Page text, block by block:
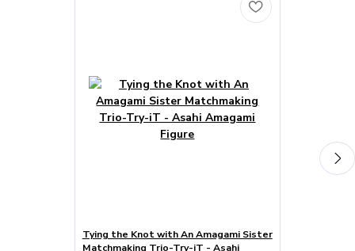
Tying the Knot with An Amagami Sister
Matchmaking Trio-Try-iT - Asahi